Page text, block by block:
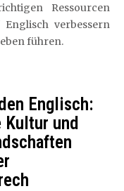
Ressourcen
verbessern
führen.
Englisch:
und